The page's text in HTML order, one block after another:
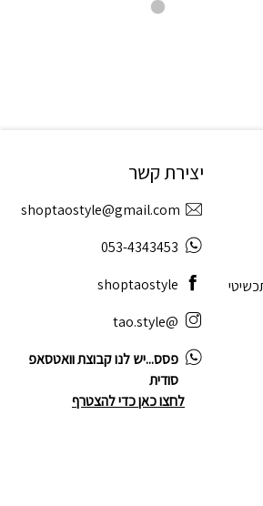
יצירת קשר
shoptaostyle@gmail.com
053-4343453
shoptaostyle
@tao.style
פסס...יש לנו קבוצת וואטסאפ
סודית
לחצו כאן כדי להצטרף